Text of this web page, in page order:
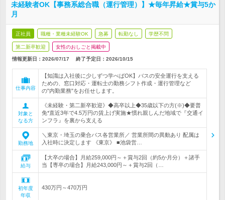
未経験者OK【事務系総合職（運行管理）】★毎年昇給★賞与5か
月
正社員 職種・業種未経験OK 急募 転勤なし 学歴不問
第二新卒歓迎 女性のおしごと掲載中
情報更新日：2026/07/17 終了予定日： 2026/10/15
仕事内容
【知識は入社後に少しずつ学べばOK】バスの安全運行を支える
ための、窓口対応・運転士の勤務シフト作成・運行管理など
の"内勤業務"をお任せします。
対象と
なる方
《未経験・第二新卒歓迎》◆高卒以上◆35歳以下の方(※)◆要普
免*直近3年で4.5万円の賃上げ実施★慣れ親しんだ地域で『交通イ
ンフラ』を裏から支える
勤務地
＼東京・埼玉の乗合バス各営業所／ 営業所間の異動あり 配属は
入社時に決定します 《東京》 ■池袋営…
給与
【大卒の場合】月給259,000円～＋賞与2回（約5か月分）＋諸手
当【専卒の場合】月給243,000円～＋賞与2回（…
初年度
年収
430万円～470万円